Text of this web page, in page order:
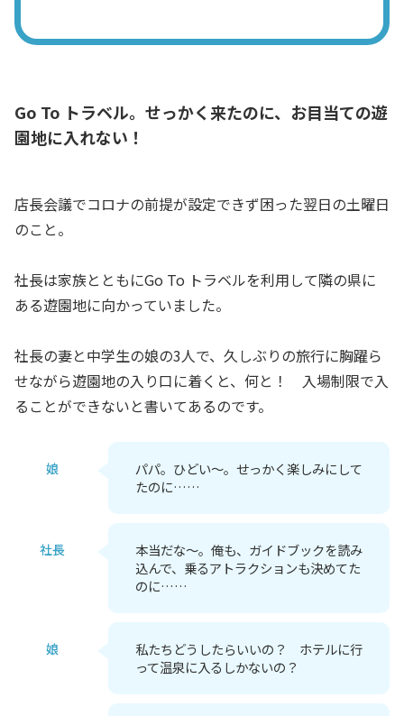
Go To トラベル。せっかく来たのに、お目当ての遊
園地に入れない！
店長会議でコロナの前提が設定できず困った翌日の土曜日
のこと。
社長は家族とともにGo To トラベルを利用して隣の県に
ある遊園地に向かっていました。
社長の妻と中学生の娘の3人で、久しぶりの旅行に胸躍ら
せながら遊園地の入り口に着くと、何と！ 入場制限で入
ることができないと書いてあるのです。
娘
パパ。ひどい～。せっかく楽しみにして
たのに……
社長
本当だな～。俺も、ガイドブックを読み
込んで、乗るアトラクションも決めてた
のに……
娘
私たちどうしたらいいの？ ホテルに行
って温泉に入るしかないの？